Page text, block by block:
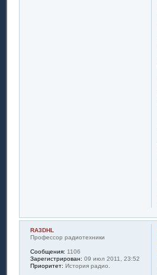
RA3DHL
Профессор радиотехники
Сообщения: 1106
Зарегистрирован: 09 июл 2011, 23:52
Приоритет: История радио.